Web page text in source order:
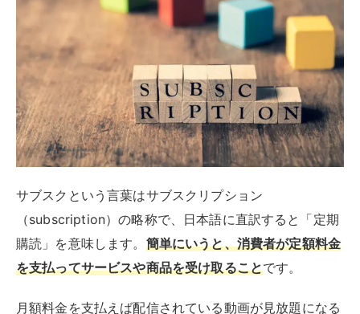
購読」を意味します。簡単にいうと、消費者が定額料金
を支払ってサービスや商品を受け取ること
です。
月額料金を支払えば配信されている動画が見放題になる
動画配信サービスは、その最たる例です。そのほかに
も、音楽や書籍、車や宿泊地などにもサブスクが普及し
ています。
モノを持つことよりも体験を重視する現代人のニーズに
合致していることが、サブスクが広まった要因とされて
います。